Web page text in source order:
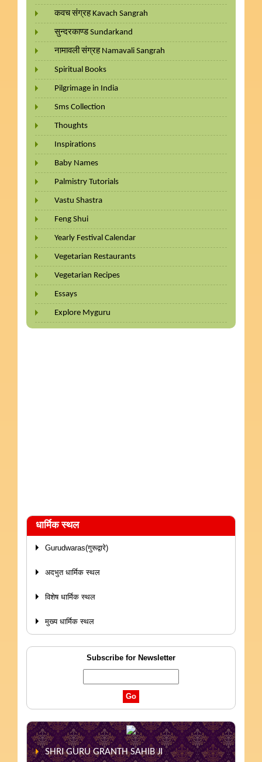
कवच संग्रह Kavach Sangrah
सुन्दरकाण्ड Sundarkand
नामावली संग्रह Namavali Sangrah
Spiritual Books
Pilgrimage in India
Sms Collection
Thoughts
Inspirations
Baby Names
Palmistry Tutorials
Vastu Shastra
Feng Shui
Yearly Festival Calendar
Vegetarian Restaurants
Vegetarian Recipes
Essays
Explore Myguru
धार्मिक स्थल
Gurudwaras(गुरूद्वारे)
अदभुत धार्मिक स्थल
विशेष धार्मिक स्थल
मुख्य धार्मिक स्थल
Subscribe for Newsletter
SHRI GURU GRANTH SAHIB JI